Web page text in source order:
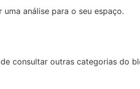
análise para o seu espaço.
consultar outras categorias do